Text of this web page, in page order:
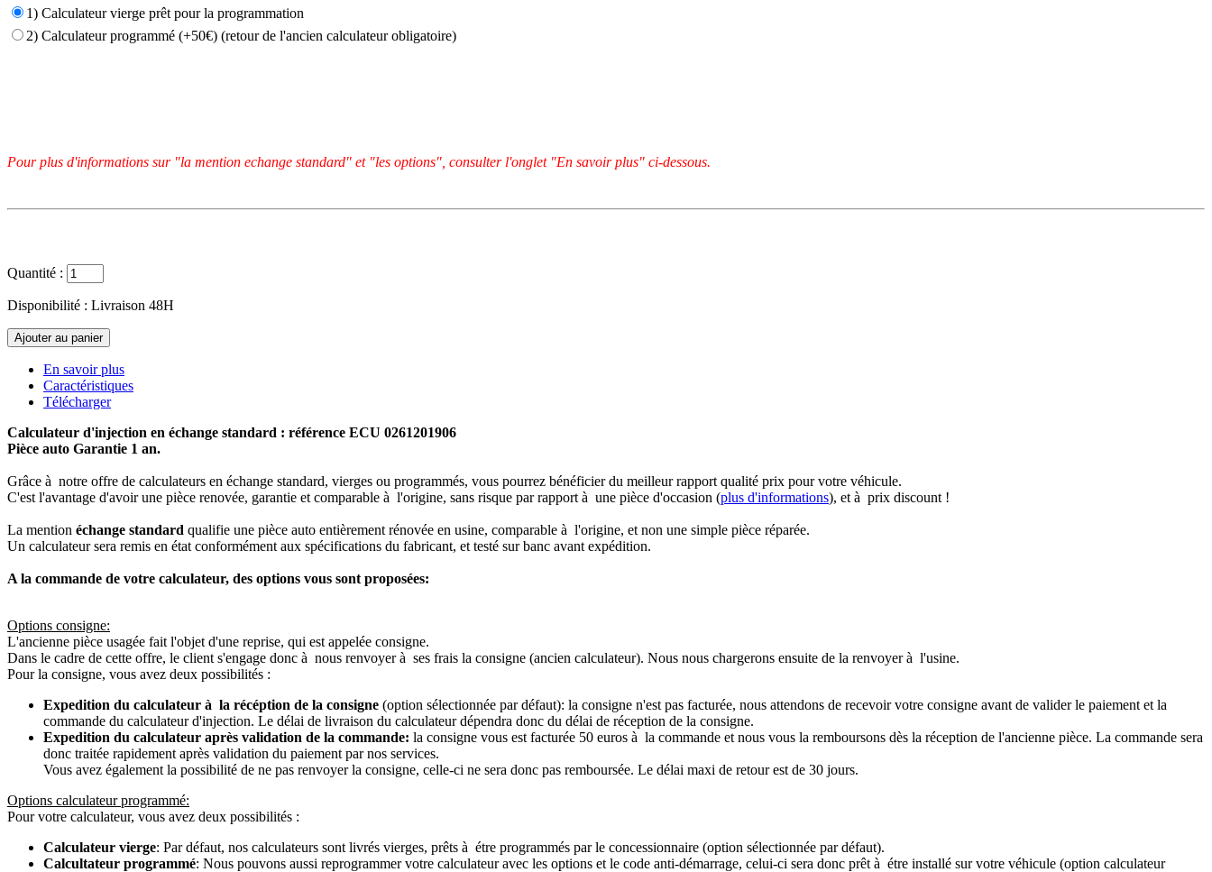
1) Calculateur vierge prêt pour la programmation
2) Calculateur programmé (+50€) (retour de l'ancien calculateur obligatoire)
Pour plus d'informations sur "la mention echange standard" et "les options", consulter l'onglet "En savoir plus" ci-dessous.
Quantité :
Disponibilité : Livraison 48H
En savoir plus
Caractéristiques
Télécharger
Calculateur d'injection en échange standard : référence ECU 0261201906
Pièce auto Garantie 1 an.
Grâce à notre offre de calculateurs en échange standard, vierges ou programmés, vous pourrez bénéficier du meilleur rapport qualité prix pour votre véhicule.
C'est l'avantage d'avoir une pièce renovée, garantie et comparable à l'origine, sans risque par rapport à une pièce d'occasion (plus d'informations), et à prix discount !
La mention échange standard qualifie une pièce auto entièrement rénovée en usine, comparable à l'origine, et non une simple pièce réparée.
Un calculateur sera remis en état conformément aux spécifications du fabricant, et testé sur banc avant expédition.
A la commande de votre calculateur, des options vous sont proposées:
Options consigne:
L'ancienne pièce usagée fait l'objet d'une reprise, qui est appelée consigne.
Dans le cadre de cette offre, le client s'engage donc à nous renvoyer à ses frais la consigne (ancien calculateur). Nous nous chargerons ensuite de la renvoyer à l'usine.
Pour la consigne, vous avez deux possibilités :
Expedition du calculateur à la récéption de la consigne (option sélectionnée par défaut): la consigne n'est pas facturée, nous attendons de recevoir votre consigne avant de valider le paiement et la
commande du calculateur d'injection. Le délai de livraison du calculateur dépendra donc du délai de réception de la consigne.
Expedition du calculateur après validation de la commande: la consigne vous est facturée 50 euros à la commande et nous vous la remboursons dès la réception de l'ancienne pièce. La commande sera
donc traitée rapidement après validation du paiement par nos services.
Vous avez également la possibilité de ne pas renvoyer la consigne, celle-ci ne sera donc pas remboursée. Le délai maxi de retour est de 30 jours.
Options calculateur programmé:
Pour votre calculateur, vous avez deux possibilités :
Calculateur vierge: Par défaut, nos calculateurs sont livrés vierges, prêts à étre programmés par le concessionnaire (option sélectionnée par défaut).
Calcultateur programmé: Nous pouvons aussi reprogrammer votre calculateur avec les options et le code anti-démarrage, celui-ci sera donc prêt à étre installé sur votre véhicule (option calculateur